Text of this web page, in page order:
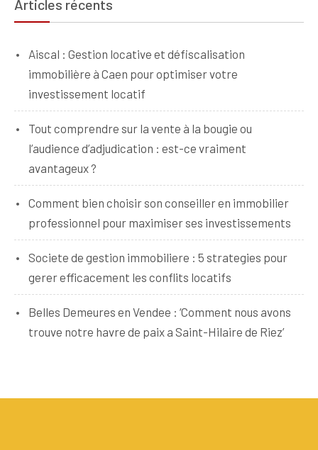
Articles récents
Aiscal : Gestion locative et défiscalisation
immobilière à Caen pour optimiser votre
investissement locatif
Tout comprendre sur la vente à la bougie ou
l’audience d’adjudication : est-ce vraiment
avantageux ?
Comment bien choisir son conseiller en immobilier
professionnel pour maximiser ses investissements
Societe de gestion immobiliere : 5 strategies pour
gerer efficacement les conflits locatifs
Belles Demeures en Vendee : ‘Comment nous avons
trouve notre havre de paix a Saint-Hilaire de Riez’